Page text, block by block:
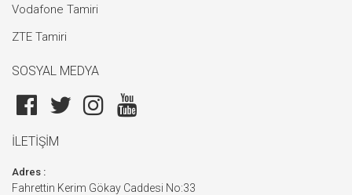
Vodafone Tamiri
ZTE Tamiri
SOSYAL MEDYA
İLETİŞİM
Adres :
Fahrettin Kerim Gökay Caddesi No:33